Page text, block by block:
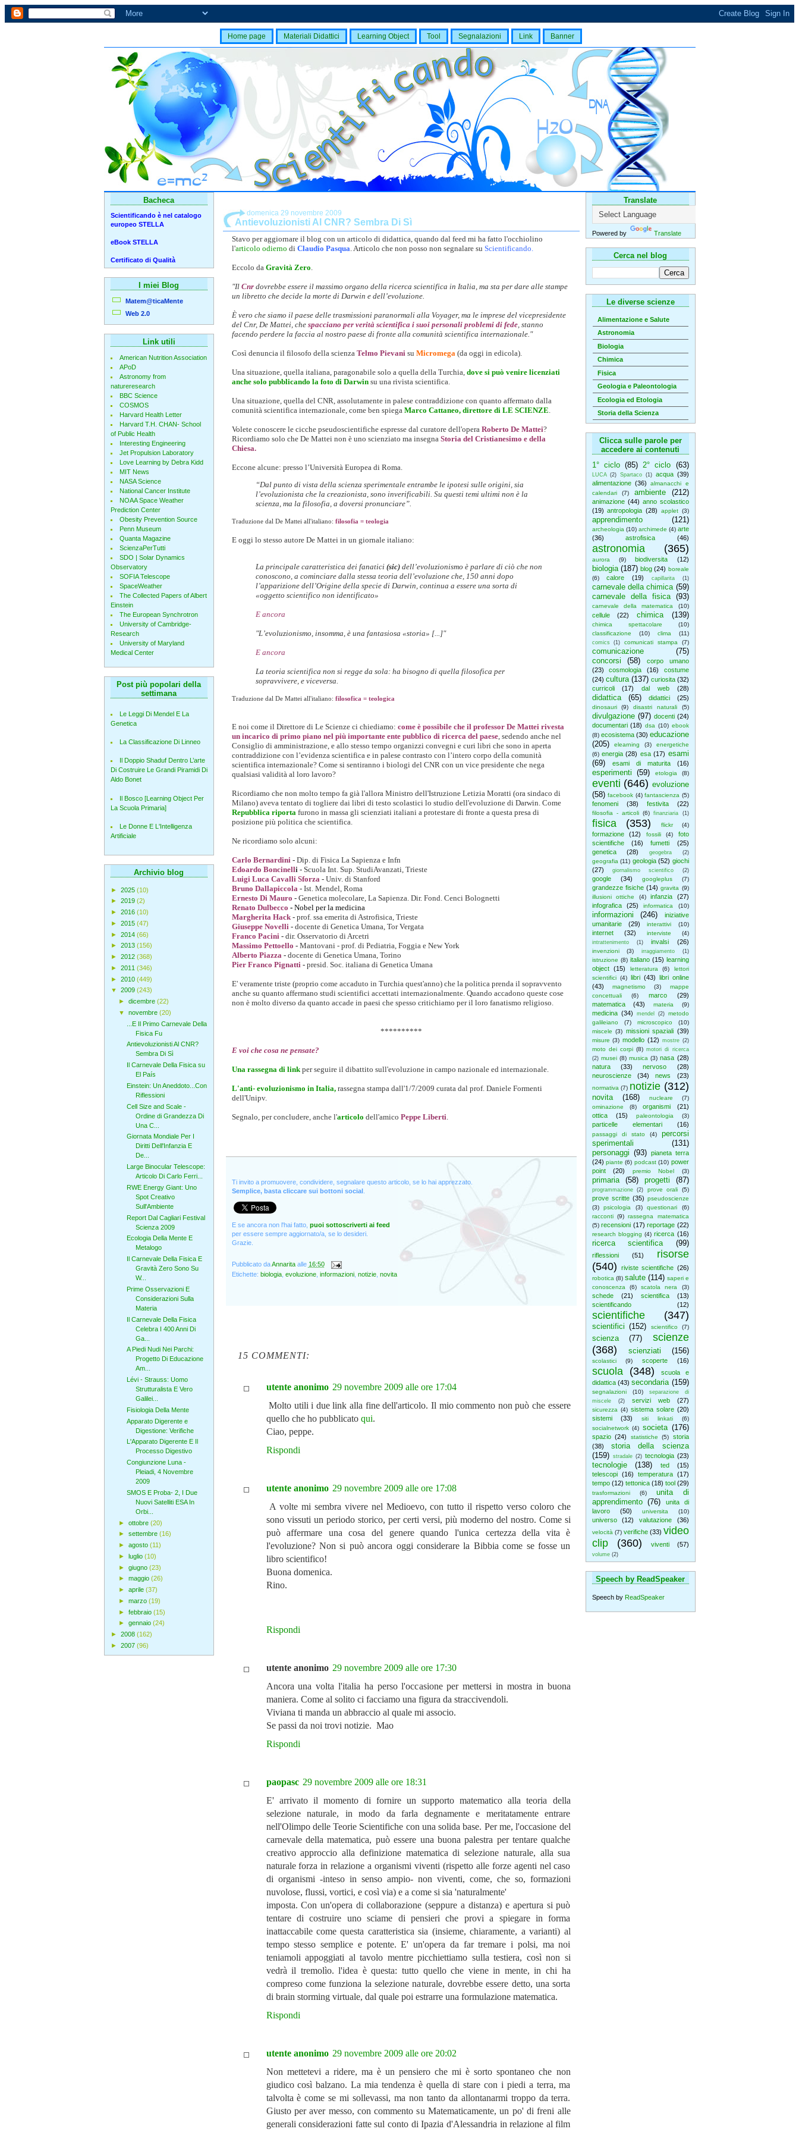
Home page Materiali Didattici Learning Object Tool Segnalazioni Link Banner
Translate
Powered by Translate
Cerca nel blog
Le diverse scienze
Alimentazione e Salute
Astronomia
Biologia
Chimica
Fisica
Geologia e Paleontologia
Ecologia ed Etologia
Storia della Scienza
Clicca sulle parole per
accedere ai contenuti
1° ciclo (85) 2° ciclo (63)
LUCA (2) Spartaco (1) acqua (39)
alimentazione (36)
almanacchi e
calendari
(7) ambiente (212)
animazione (44) anno scolastico
(19) antropologia (28) applet (3)
apprendimento (121)
archeologia (10) archimede (4) arte
(36)
astrofisica (46)
astronomia (365)
aurora (9) biodiversita (12)
biologia (187) blog (24) boreale
(6)
calore (19) capillarita (1)
carnevale della chimica (59)
carnevale della fisica
(93)
carnevale della matematica (10)
cellule (22) chimica (139)
chimica spettacolare
(10)
classificazione
(10) clima (11)
comics (1) comunicati stampa (7)
comunicazione
(75)
concorsi
(58)
corpo umano
(23)
cosmologia (16)
costume
(24) cultura (137) curiosita (32)
curricoli
(17) dal web (28)
didattica (65) didattici (25)
dinosauri (9) disastri naturali (5)
divulgazione (97) docenti (24)
documentari (18) dsa (10) ebook
(8) ecosistema (30) educazione
(205)
elearning (3)
energetiche
(6) energia (28) esa (17) esami
(69)
esami di maturita (16)
esperimenti (59) etologia (8)
eventi (646) evoluzione
(58) facebook (4) fantascienza (5)
fenomeni (38) festivita (22)
filosofia - articoli (6) finanziaria (1)
fisica (353) flickr (4)
formazione (12) fossili (4)
foto
scientifiche
(16) fumetti
(25)
genetica
(28) geogebra (2)
geografia (11) geologia (52) giochi
(27)
giornalismo scientifico (2)
google (34) googleplus (7)
grandezze fisiche (14) gravita (9)
illusioni ottiche
(4) infanzia
(27)
infografica
(25) informatica (10)
informazioni (246)
iniziative
umanitarie
(29) interattivi (10)
internet (32) interviste (4)
intrattenimento (1) invalsi (26)
invenzioni (3) irraggiamento (1)
istruzione (8) italiano (15) learning
object
(15) letteratura (6)
lettori
scientifici (4) libri (43) libri online
(43)
magnetismo (3)
mappe
concettuali
(6) marco
(29)
matematica
(43) materia (9)
medicina (34) mendel (2)
metodo
galileiano
(7) microscopico
(10)
miscele (3) missioni spaziali (39)
misure (3) modello (12) mostre (2)
moto dei corpi (8) motori di ricerca
(2) musei (8) musica (3) nasa (28)
natura
(33) nervoso
(28)
neuroscienze
(34) news (23)
normativa (7) notizie (312)
novita (168) nucleare
(7)
ominazione
(8) organismi
(21)
ottica
(15) paleontologia (3)
particelle elementari (16)
passaggi di stato (4)
percorsi
sperimentali
(131)
personaggi (93)
pianeta terra
(24) piante (6) podcast (10) power
point
(20) premio Nobel (3)
primaria (58) progetti (87)
programmazione (2) prove orali (5)
prove scritte (35) pseudoscienze
(3)
psicologia (3) questionari
(6)
racconti (9) rassegna matematica
(5) recensioni (17) reportage (22)
research blogging (4) ricerca (16)
ricerca scientifica (99)
riflessioni (51)
risorse
(540)
riviste scientifiche (26)
robotica (8) salute (114) saperi e
conoscenza
(6) scatola nera (3)
schede (21) scientifica
(13)
scientificando
(12)
scientifiche (347)
scientifici (152) scientifico (7)
scienza (77)
scienze
(368)
scienziati (156)
scolastici (9) scoperte (16)
scuola (348)
scuola e
didattica (43) secondaria (159)
segnalazioni (10)
separazione di
miscele
(2) servizi web (27)
sicurezza (4) sistema solare (20)
sistemi
(33) siti linkati
(6)
socialnetwork (4) societa (176)
spazio (24) statistiche (5)
storia
(38)
storia della scienza
(159)
stradale (2) tecnologia (23)
tecnologie (138) ted
(15)
telescopi
(16) temperatura
(17)
tempo (12) tettonica (18) tool (29)
trasformazioni (6)
unita di
apprendimento (76)
unita di
lavoro
(50) universita (10)
universo (12) valutazione (36)
velocità (7) verifiche (33) video
clip
(360) viventi (57)
volume (2)
Speech by ReadSpeaker
Speech by ReadSpeaker
domenica 29 novembre 2009
Antievoluzionisti Al CNR? Sembra Di Sì
Stavo per aggiornare il blog con un articolo di didattica, quando dal feed mi ha fatto l'occhiolino
l'articolo odierno di Claudio Pasqua. Articolo che non posso non segnalare su Scientificando.
Eccolo da Gravità Zero.
"Il Cnr dovrebbe essere il massimo organo della ricerca scientifica in Italia, ma sta per dare alle stampe
un libretto che decide la morte di Darwin e dell’evoluzione.
È vero che siamo il paese delle trasmissioni paranormali alla Voyager, ma le imprese del vicepresidente
del Cnr, De Mattei, che spacciano per verità scientifica i suoi personali problemi di fede, stanno
facendo perdere la faccia al nostro paese di fronte alla comunità scientifica internazionale."
Così denuncia il filosofo della scienza Telmo Pievanisu Micromega(da oggi in edicola).
Una situazione, quella italiana, paragonabile solo a quella della Turchia, dove si può venire licenziati
anche solo pubblicando la foto di Darwinsu una rivista scientifica.
Una situazione, quella del CNR, assolutamente in palese contraddizione con quanto affermato dalla
comunità scientifica internazionale, come ben spiega Marco Cattaneo, direttore di LE SCIENZE.
Volete conoscere le cicche pseudoscientifiche espresse dal curatore dell'opera Roberto De Mattei?
Ricordiamo solo che De Mattei non è uno scienziato ma insegna Storia del Cristianesimo e della
Chiesa.
Eccone alcune: presso l’Università Europea di Roma.
“Dal punto di vista della scienza sperimentale entrambe le ipotesi sulle origini, sia
l’evoluzionista che la creazionista, sono inverificabili. Su questi temi ultimi non è la
scienza, ma la filosofia, a doversi pronunciare”.
Traduzione dal De Mattei all'italiano: filosofia = teologia
E oggi lo stesso autore De Mattei in un giornale italiano:
La principale caratteristica dei fanatici (sic) dell’evoluzionismo è parlare di ciò che non
conoscono, a cominciare dalla stessa teoria dell’evoluzione che, 150 anni dopo
l’apparizione dell’Origine della specie di Darwin, continua a essere una sorta di
«oggetto scientifico non identificato»
E ancora
"L’evoluzionismo, insomma, è una fantasiosa «storia» [...]"
E ancora
La teoria scientifica non si regge da sola: ha bisogno di quella filosofica per
sopravvivere, e viceversa.
Traduzione dal De Mattei all'italiano: filosofica = teologica
E noi come il Direttore di Le Scienze ci chiediamo: come è possibile che il professor De Mattei rivesta
un incarico di primo piano nel più importante ente pubblico di ricerca del paese, sedendo anche nel
Consiglio di amministrazione, e allo stesso tempo organizzi convegni e curi libri che sono in aperta
contraddizione con l’evidenza scientifica e in palese contrasto con l’intero corpo della comunità
scientifica internazionale? Come si sentiranno i biologi del CNR con un vice presidente che nega
qualsiasi validità al loro lavoro?
Ricordiamo che non molto tempo fa già l'allora Ministro dell'Istruzione Letizia Moratti (ora sindaco di
Milano) aveva tentato di togliere dai libri di testo scolastici lo studio dell'evoluzione di Darwin. Come
Repubblica riportafurono in massa gli scienziati italiani a protestare di fronte a questa presa di
posizione più politica che scientifica.
Ne ricordiamo solo alcuni:
Carlo Bernardini-Dip. di Fisica La Sapienza e Infn
Edoardo Boncinelli -Scuola Int. Sup. StudiAvanzati, Trieste
Luigi Luca Cavalli Sforza-Univ. di Stanford
Bruno Dallapiccola- Ist. Mendel, Roma
Ernesto Di Mauro -Genetica molecolare, La Sapienza. Dir. Fond. Cenci Bolognetti
Renato Dulbecco - Nobel per la medicina
Margherita Hack -prof. ssa emerita di Astrofisica, Trieste
Giuseppe Novelli - docente di Genetica Umana, Tor Vergata
Franco Pacini- dir. Osservatorio di Arcetri
Massimo Pettoello -Mantovani - prof. di Pediatria, Foggia e New York
Alberto Piazza-docente di Genetica Umana, Torino
Pier Franco Pignatti-presid. Soc. italiana di Genetica Umana
E' veramente triste (proprio come accaduto in Turchia quest'anno) che la politica prenda il sopravvento
anche su quanto affermano studi scientifici accettati internazionalmente. Quando accadono queste cose
non è molto diverso da quanto accade in paesi che spesso critichiamo per il loro fanatismo religioso.
**********
E voi che cosa ne pensate?
Una rassegna di linkper seguire il dibattito sull'evoluzione in campo nazionale ed internazionale.
L'anti- evoluzionismo in Italia, rassegna stampa dall'1/7/2009 curata dal prof. Daniele Formenti
dell'Unipv.
Segnalo, per concludere, anche l'articolo dell'amico Peppe Liberti.
Ti invito a promuovere, condividere, segnalare questo articolo, se lo hai apprezzato.
Semplice, basta cliccare sui bottoni social.
E se ancora non l'hai fatto, puoi sottoscriverti ai feed
per essere sempre aggiornato/a, se lo desideri.
Grazie.
Pubblicato daAnnarita alle 16:50
Etichette: biologia, evoluzione, informazioni, notizie, novita
15 COMMENTI:
utente anonimo 29 novembre 2009 alle ore 17:04
Molto utili i due link alla fine dell'articolo. Il mio commento non può che essere
quello che ho pubblicato qui.
Ciao, peppe.
Rispondi
utente anonimo 29 novembre 2009 alle ore 17:08
A volte mi sembra vivere nel Medioevo, con tutto il rispetto verso coloro che
sono vissuti un periodo storico, per certi versi, più moderno del nostro. Come si
può affermare una cosa del genere quando l'unica certezza della vita è
l'evoluzione? Non si può ancora oggi considerare la Bibbia come se fosse un
libro scientifico!
Buona domenica.
Rino.
Rispondi
utente anonimo 29 novembre 2009 alle ore 17:30
Ancora una volta l'italia ha perso l'occasione per mettersi in mostra in buona
maniera. Come al solito ci facciamo una figura da straccivendoli.
Viviana ti manda un abbraccio al quale mi associo.
Se passi da noi trovi notizie. Mao
Rispondi
paopasc 29 novembre 2009 alle ore 18:31
E' arrivato il momento di fornire un supporto matematico alla teoria della
selezione naturale, in modo da farla degnamente e meritatamente entrare
nell'Olimpo delle Teorie Scientifiche con una solida base. Per me, l'occasione del
carnevale della matematica, può essere una buona palestra per tentare qualche
creativo approccio alla definizione matematica di selezione naturale, alla sua
naturale forza in relazione a organismi viventi (rispetto alle forze agenti nel caso
di organismi -inteso in senso ampio- non viventi, come, che so, formazioni
nuvolose, flussi, vortici, e così via) e a come si sia 'naturalmente'
imposta. Con un'opera di collaborazione (seppure a distanza) e apertura si può
tentare di costruire uno sciame di pensieri che provi a spiegare in forma
inattaccabile come questa caratteristica sia (insieme, chiaramente, a varianti) al
tempo stesso semplice e potente. E' un'opera da far tremare i polsi, ma noi
teniamoli appoggiati al tavolo mentre picchiettiamo sulla testiera, così non si
vedrà il tremolìo. l'idea è questa: tutto quello che viene in mente, in chi ha
compreso come funziona la selezione naturale, dovrebbe essere detto, una sorta
di brain storming virtuale, dal quale poi estrarre una formulazione matematica.
Rispondi
utente anonimo 29 novembre 2009 alle ore 20:02
Non mettetevi a ridere, ma è un pensiero che mi è sorto spontaneo che non
giudico così balzano. La mia tendenza è quella di stare con i piedi a terra, ma
talvolta è come se mi sollevassi, ma non tanto da allontanarmi troppo da terra.
Giusto per aver messo, con commento su Matematicamente, un po' di freni alle
generali considerazioni fatte sul conto di Ipazia d'Alessandria in relazione al film
Bacheca
Scientificando è nel catalogo
europeo STELLA
eBook STELLA
Certificato di Qualità
I miei Blog
Matem@ticaMente
Web 2.0
Link utili
American Nutrition Association
APoD
Astronomy from
natureresearch
BBC Science
COSMOS
Harvard Health Letter
Harvard T.H. CHAN- School
of Public Health
Interesting Engineering
Jet Propulsion Laboratory
Love Learning by Debra Kidd
MIT News
NASA Science
National Cancer Institute
NOAA Space Weather
Prediction Center
Obesity Prevention Source
Penn Museum
Quanta Magazine
ScienzaPerTutti
SDO | Solar Dynamics
Observatory
SOFIA Telescope
SpaceWeather
The Collected Papers of Albert
Einstein
The European Synchrotron
University of Cambridge-
Research
University of Maryland
Medical Center
Post più popolari della
settimana
Le Leggi Di Mendel E La
Genetica
La Classificazione Di Linneo
Il Doppio Shaduf Dentro L’arte
Di Costruire Le Grandi Piramidi Di
Aldo Bonet
Il Bosco [Learning Object Per
La Scuola Primaria]
Le Donne E L'Intelligenza
Artificiale
Archivio blog
► 2025 (10)
► 2019 (2)
► 2016 (10)
► 2015 (47)
► 2014 (66)
► 2013 (156)
► 2012 (368)
► 2011 (346)
► 2010 (449)
▼ 2009 (243)
► dicembre (22)
▼ novembre (20)
...E Il Primo Carnevale Della
Fisica Fu
Antievoluzionisti Al CNR?
Sembra Di Sì
Il Carnevale Della Fisica su
El País
Einstein: Un Aneddoto...Con
Riflessioni
Cell Size and Scale -
Ordine di Grandezza Di
Una C...
Giornata Mondiale Per I
Diritti Dell'Infanzia E
De...
Large Binocular Telescope:
Articolo Di Carlo Ferri...
RWE Energy Giant: Uno
Spot Creativo
Sull'Ambiente
Report Dal Cagliari Festival
Scienza 2009
Ecologia Della Mente E
Metalogo
Il Carnevale Della Fisica E
Gravità Zero Sono Su
W...
Prime Osservazioni E
Considerazioni Sulla
Materia
Il Carnevale Della Fisica
Celebra I 400 Anni Di
Ga...
A Piedi Nudi Nei Parchi:
Progetto Di Educazione
Am...
Lévi - Strauss: Uomo
Strutturalista E Vero
Galilei...
Fisiologia Della Mente
Apparato Digerente e
Digestione: Verifiche
L'Apparato Digerente E Il
Processo Digestivo
Congiunzione Luna -
Pleiadi, 4 Novembre
2009
SMOS E Proba- 2, I Due
Nuovi Satelliti ESA In
Orbi...
► ottobre (20)
► settembre (16)
► agosto (11)
► luglio (10)
► giugno (23)
► maggio (26)
► aprile (37)
► marzo (19)
► febbraio (15)
► gennaio (24)
► 2008 (162)
► 2007 (96)